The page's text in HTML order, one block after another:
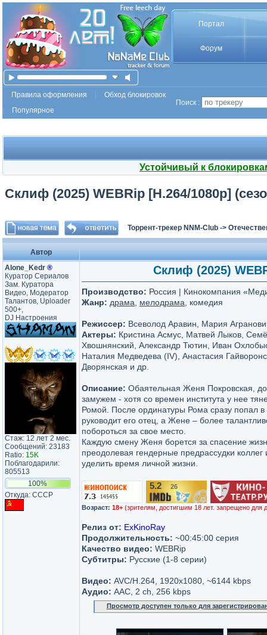
Портал
Форум
Правила оформления
Обход блокировок
Популярное
Поиск :
Устойчивый к
Склиф (2025) WEBRip [H.264/1080p]
Торрент-трекер NNM-Club ->
Автор
Alone_Kedr ®
Куратор Сериалов
Зам. Куратора
Видео, Модератор
Талантов, Uploader
500+,
DJ Настроения
Стаж: 12 лет 2 мес.
Сообщений: 23183
Ratio: 15K
Поблагодарили:
805513
100%
Откуда: CCCP
Склиф (2025)
Производство: Россия | Кинокомпания
Жанр: драма мелодрама , комедия
Режиссер: Всеволод Аравин, Мария
Актеры: Кристина Асмус, Матвей Лыков,
Хвошнянский, Александр Тютин, Иван
Наталия Медведева (IV), Анастасия
Дворянская и др.
Описание: Обаятельная Женя Покровская,
замужем - хотя со времен института у нее
Ромой. После ординатуры Рома сразу попал
руководит его отец, а Жене – более
побороться за свое место.
Каждую смену Женя борется за спасение
преодолевая гендерные предрассудки
уделить время личной жизни.
5.2 26
Возраст: 18+ (зрителям, достигшим 18 лет. запрещено для
Релиз от: ExKinoRay
Продолжительность: ~00:45:00 серия
Качество видео: WEBRip
Субтитры: Русские (1-8 серии)
Видео: AVC/H.264, 1920x1080, ~6144 kbps
Аудио: AAC, 2 ch, 256 kbps
Просмотр доступен только для